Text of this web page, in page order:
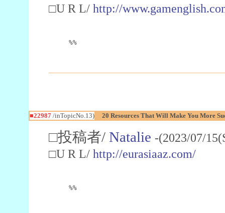
□U R L/ http://
%%
■22987/inTopicNo.13) 20 Resources That Will Make You More
□投稿者/ Natalie -(2023/07/
□U R L/ http://eurasiaaz.com/
%%